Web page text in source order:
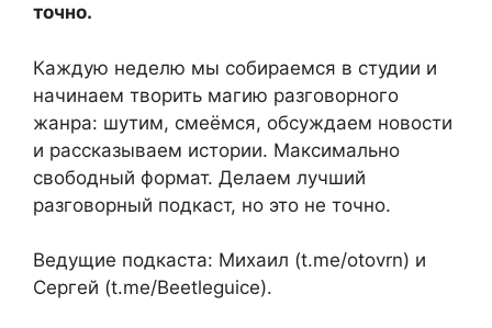
точно.
Каждую неделю мы собираемся в студии и
начинаем творить магию разговорного
жанра: шутим, смеёмся, обсуждаем новости
и рассказываем истории. Максимально
свободный формат. Делаем лучший
разговорный подкаст, но это не точно.
Ведущие подкаста: Михаил (t.me/otovrn) и
Сергей (t.me/Beetleguice).